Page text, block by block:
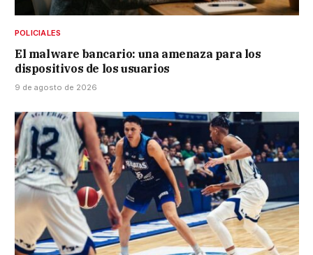
POLICIALES
El malware bancario: una amenaza para los
dispositivos de los usuarios
9 de agosto de 2026